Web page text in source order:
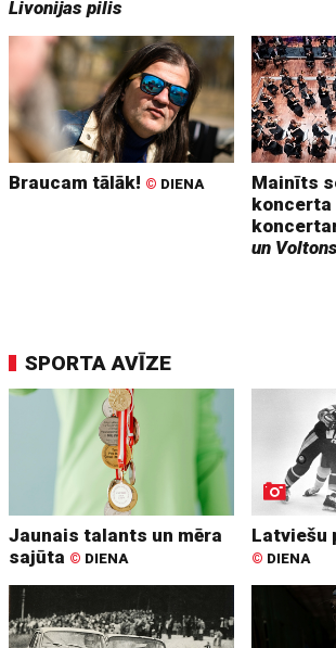
Livonijas pilis
Braucam tālāk! © DIENA
Mainīts
koncerta
un
SPORTA AVĪZE
Jaunais talants un mēra
sajūta © DIENA
Latviešu
© DIENA